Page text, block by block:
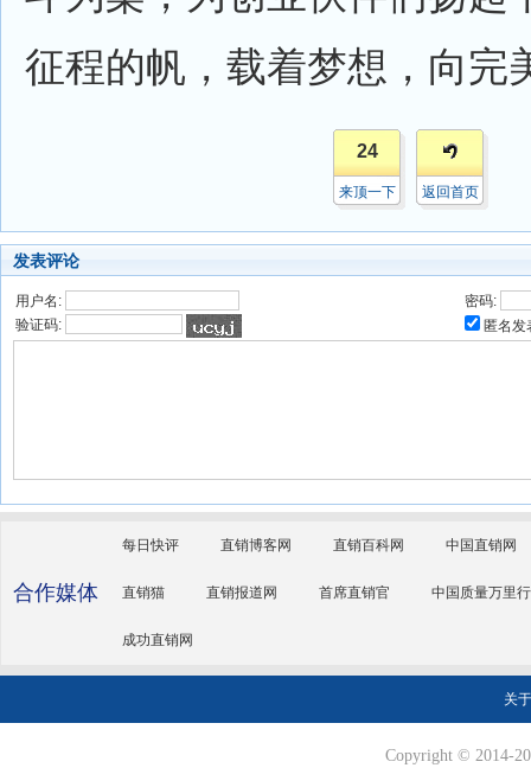
征程的帆，载着梦想，向完
24
来顶一下 返回首页
发表评论
用户名:
密码:
验证码:
匿名发
合作媒体
每日快评 直销博客网 直销百科网 中国直销网
直销猫 直销报道网 首席直销官 中国质量万里行
成功直销网
关
Copyright © 2014-